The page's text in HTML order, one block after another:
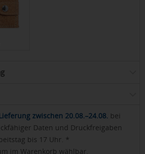
zwischen 20.08.–24.08. bei
Daten und Druckfreigaben
bis 17 Uhr. *
im Warenkorb wählbar.